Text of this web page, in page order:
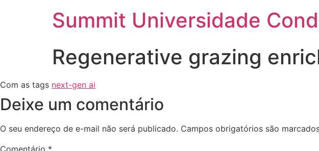
Summit Universidade
Regenerative grazing
Com as tags next-gen ai
Deixe um comentário
O seu endereço de e-mail não será publicado. Campos obrigatórios são